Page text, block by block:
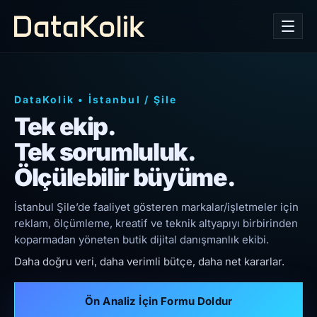
DataKolik • İstanbul / Şile
Tek ekip.
Tek sorumluluk.
Ölçülebilir büyüme.
İstanbul Şile’de faaliyet gösteren markalar/işletmeler için
reklam, ölçümleme, kreatif ve teknik altyapıyı birbirinden
koparmadan yöneten butik dijital danışmanlık ekibi.
Daha doğru veri, daha verimli bütçe, daha net kararlar.
Ön Analiz İçin Formu Doldur